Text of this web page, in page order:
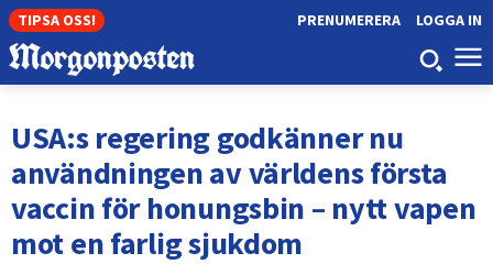
TIPSA OSS! LOGGA IN
PRENUMERERA
USA:s regering godkänner nu
användningen av världens första
vaccin för honungsbin – nytt vapen
mot en farlig sjukdom